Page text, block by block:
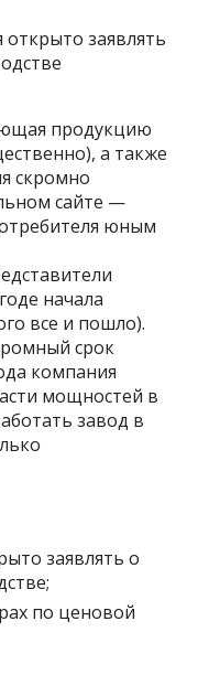
открыто заявлять
продукцию
а также
скромно
сайте —
юным
начала
все и пошло).
срок
компания
мощностей в
завод в
заявлять о
по ценовой